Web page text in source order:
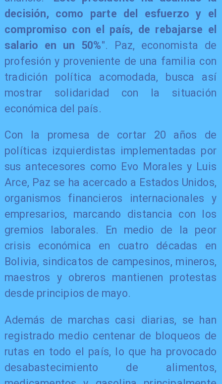
decisión, como parte del esfuerzo y el
compromiso con el país, de rebajarse el
salario en un 50%". Paz, economista de
profesión y proveniente de una familia con
tradición política acomodada, busca así
mostrar solidaridad con la situación
económica del país.
Con la promesa de cortar 20 años de
políticas izquierdistas implementadas por
sus antecesores como Evo Morales y Luis
Arce, Paz se ha acercado a Estados Unidos,
organismos financieros internacionales y
empresarios, marcando distancia con los
gremios laborales. En medio de la peor
crisis económica en cuatro décadas en
Bolivia, sindicatos de campesinos, mineros,
maestros y obreros mantienen protestas
desde principios de mayo.
Además de marchas casi diarias, se han
registrado medio centenar de bloqueos de
rutas en todo el país, lo que ha provocado
desabastecimiento de alimentos,